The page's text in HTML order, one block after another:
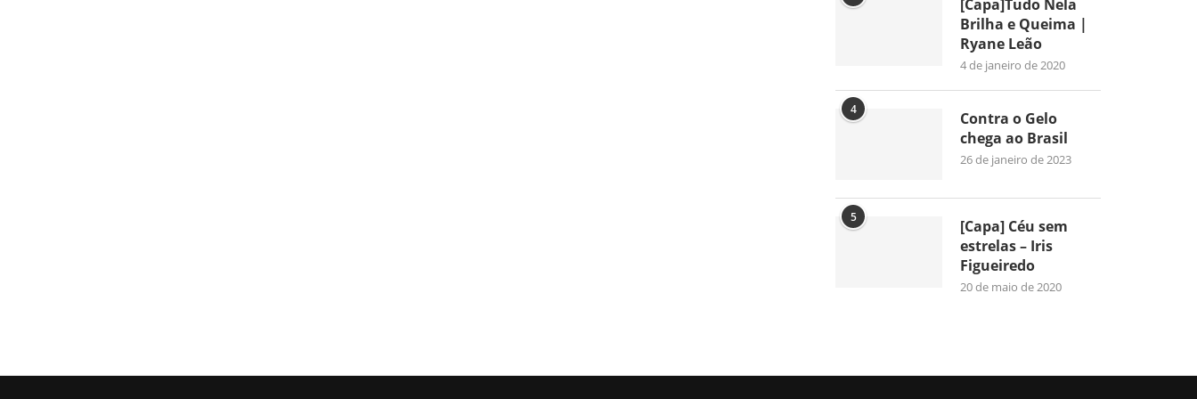
[Capa]Tudo Nela
Brilha e Queima |
Ryane Leão
4 de janeiro de 2020
4
Contra o Gelo
chega ao Brasil
26 de janeiro de 2023
5
[Capa] Céu sem
estrelas – Iris
Figueiredo
20 de maio de 2020